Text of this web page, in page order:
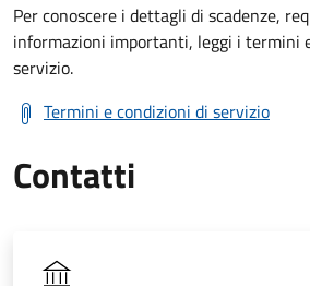
Per conoscere i dettagli di scadenze,
informazioni importanti, leggi i termini
servizio.
Termini e condizioni di servizio
Contatti